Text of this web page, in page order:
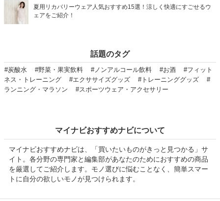
夏用リカバリーウェア人気おすすめ15選！涼しく快適にすごせるウ
ェアをご紹介！
話題のタグ
#炭酸水 #野菜・果実飲料 #ノンアルコール飲料 #お酒
#フィット
ネス・トレーニング
#エクササイズグッズ #トレーニンググッズ
#
ランニング・マラソン
#スポーツウェア・アクセサリー
マイナビおすすめナビについて
マイナビおすすめナビは、「買いたいものがきっと見つかる」サ
イト。各分野の専門家と編集部があなたのためにおすすめの商品
を厳選してご紹介します。モノ選びに悩むことなく、簡単スマー
トに自分の欲しいモノが見つけられます。